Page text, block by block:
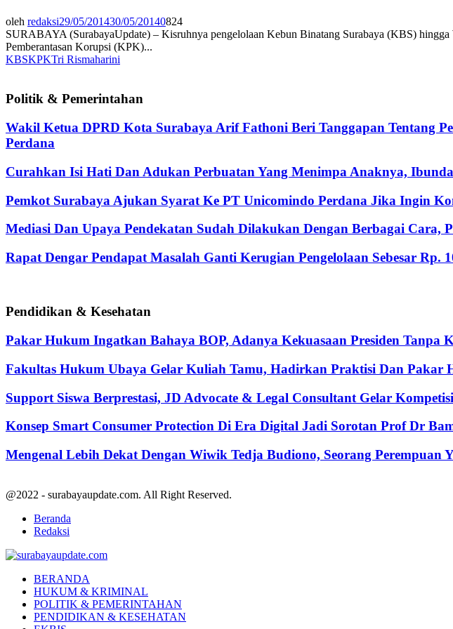
oleh redaksi29/05/201430/05/20140824
SURABAYA (SurabayaUpdate) – Kisruhnya pengelolaan Kebun Binatang Surabaya (KBS)
Pemberantasan Korupsi (KPK)...
KBSKPKTri Rismaharini
Politik & Pemerintahan
Wakil Ketua DPRD Kota Surabaya Arif Fathoni Beri Tanggapan Tentang
Perdana
Curahkan Isi Hati Dan Adukan Perbuatan Yang Menimpa Anaknya,
Pemkot Surabaya Ajukan Syarat Ke PT Unicomindo Perdana Jika Ingin
Mediasi Dan Upaya Pendekatan Sudah Dilakukan Dengan Berbagai Cara,
Rapat Dengar Pendapat Masalah Ganti Kerugian Pengelolaan Sebesar
Pendidikan & Kesehatan
Pakar Hukum Ingatkan Bahaya BOP, Adanya Kekuasaan Presiden
Fakultas Hukum Ubaya Gelar Kuliah Tamu, Hadirkan Praktisi Dan Pakar
Support Siswa Berprestasi, JD Advocate & Legal Consultant Gelar
Konsep Smart Consumer Protection Di Era Digital Jadi Sorotan Prof Dr
Mengenal Lebih Dekat Dengan Wiwik Tedja Budiono, Seorang
@2022 - surabayaupdate.com. All Right Reserved.
Beranda
Redaksi
BERANDA
HUKUM & KRIMINAL
POLITIK & PEMERINTAHAN
PENDIDIKAN & KESEHATAN